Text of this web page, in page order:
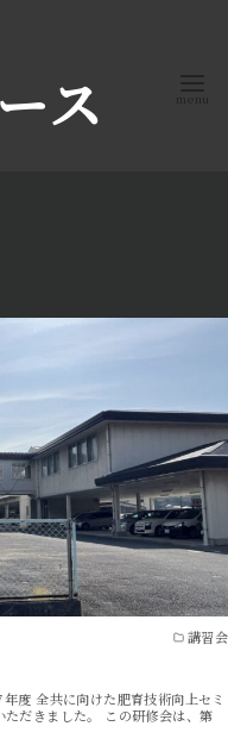
ス
講習会
度 全共に向けた肥育技術向上セミ
だきました。 この研修会は、第